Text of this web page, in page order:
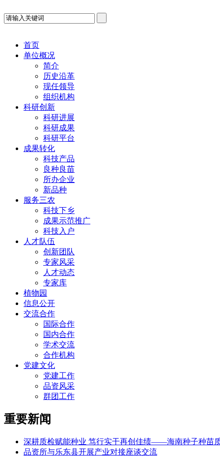
首页
单位概况
简介
历史沿革
现任领导
组织机构
科研创新
科研进展
科研成果
科研平台
成果转化
科技产品
良种良苗
所办企业
新品种
服务三农
科技下乡
成果示范推广
科技入户
人才队伍
创新团队
专家风采
人才动态
专家库
植物园
信息公开
交流合作
国际合作
国内合作
学术交流
合作机构
党建文化
党建工作
品资风采
群团工作
重要新闻
深耕质检赋能种业 笃行实干再创佳绩——海南种子种苗
品资所与乐东县开展产业对接座谈交流